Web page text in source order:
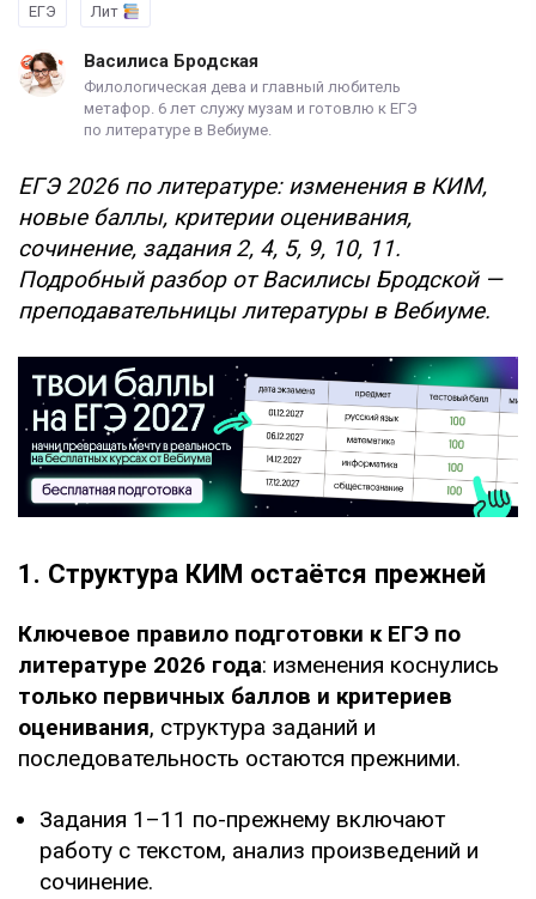
ЕГЭ Лит
Василиса Бродская
Филологическая дева и главный любитель
метафор. 6 лет служу музам и готовлю к ЕГЭ
по литературе в Вебиуме.
ЕГЭ 2026 по литературе: изменения в КИМ,
новые баллы, критерии оценивания,
сочинение, задания 2, 4, 5, 9, 10, 11.
Подробный разбор от Василисы Бродской —
преподавательницы литературы в Вебиуме.
1. Структура КИМ остаётся прежней
Ключевое правило подготовки к ЕГЭ по
литературе 2026 года: изменения коснулись
только первичных баллов и критериев
оценивания, структура заданий и
последовательность остаются прежними.
Задания 1–11 по-прежнему включают
работу с текстом, анализ произведений и
сочинение.